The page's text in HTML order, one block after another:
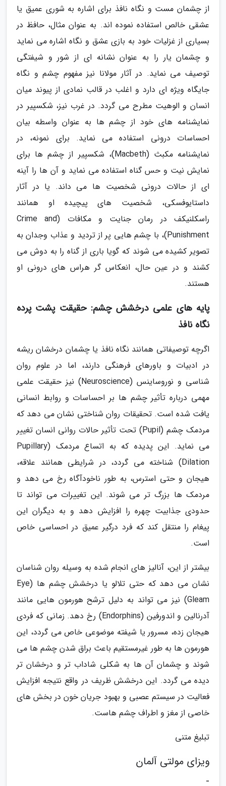
از چشمان مست و نگاه نافذ برای اشاره به شوری عمیق یا
عشقی خالص استفاده نموده اند. به عنوان مثال، حافظ در
بسیاری از غزلیات خود به بازی عشق و نگاه اشاره می نماید
و چشمان یار را به عنوان نشانه ای از شور و شیفتگی
توصیف می نماید. در آثار مولانا نیز مفهوم چشم و نگاه
جایگاه ویژه ای دارد و اغلب در قالب نمادی از پیوند میان
انسان و الوهیت مطرح می گردد. در غرب نیز، شکسپیر در
نمایشنامه های خود از چشم ها به عنوان واسطه بیان
احساسات درونی استفاده می نماید. برای نمونه، در
نمایشنامه مکبث (Macbeth)، شکسپیر از چشم ها برای
نمایش نیت و حس گناه استفاده می نماید و آن ها را آینه
ای از حالات درونی شخصیت ها می داند. یا در آثار
داستایوفسکی، شخصیت های پیچیده او همانند
راسکلنیکف در رمان جنایت و مکافات (Crime and
Punishment)، با چشم هایی پر از تردید و عذاب وجدان به
تصویر کشیده می شوند که گویا باری از گناه را به دوش می
کشند و در عین حال، انعکاس گر هراس های درونی او
هستند.
پایه های علمی درخشش چشم: حقیقت پشت پرده
نگاه نافذ
اگرچه توصیفاتی همانند نگاه نافذ یا چشمان درخشان ریشه
در ادبیات و باورهای فرهنگی دارند، اما در علوم روان
شناسی و نوروساینس (Neuroscience) نیز حقیقت علمی
مهمی درباره تأثیر چشم ها بر احساسات و روابط انسانی
یافت شده است. تحقیقات روان شناختی نشان می دهد که
مردمک چشم (Pupil) تحت تأثیر حالات روانی انسان تغییر
می نماید. این پدیده که به اتساع مردمک (Pupillary
Dilation) شناخته می گردد، در شرایطی همانند علاقه،
هیجان و حتی استرس، به طور ناخودآگاه رخ می دهد و
مردمک ها بزرگ تر می شوند. این تغییرات می تواند تا
حدودی جذابیت چهره را افزایش دهد و به دیگران این
پیغام را منتقل کند که فرد درگیر عمیق در احساسی خاص
است.
بیشتر از این، آنالیز های انجام شده به وسیله روان شناسان
نشان می دهد که حتی تلالو یا درخشش چشم ها (Eye
Gleam) نیز می تواند به دلیل ترشح هورمون هایی مانند
آدرنالین و اندورفین (Endorphins) رخ دهد. زمانی که فردی
هیجان زده، مسرور یا شیفته موضوعی خاص می گردد، این
هورمون ها به طور غیرمستقیم باعث براق شدن چشم ها می
شوند و چشمان آن ها به شکلی شاداب تر و درخشان تر
دیده می گردد. این درخشش ظریف در واقع نتیجه افزایش
فعالیت در سیستم عصبی و بهبود جریان خون در بخش های
خاصی از مغز و اطراف چشم هاست.
تبلیغ متنی
ویزای مولتی آلمان
-